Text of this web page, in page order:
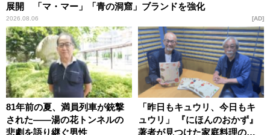
展開 「マ・マー」「青の洞窟」ブランドを強化
2026.08.06 AD
81年前の夏、満員列車が銃撃
された――湯の花トンネルの
悲劇を語り継ぐ男性
「昨日もキュウリ、今日もキ
ュウリ」 『にほんのおかず』
著者が見つけた家庭料理の知